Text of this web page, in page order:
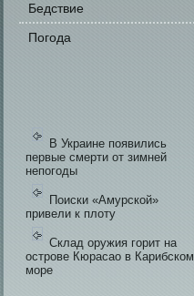
Бедстви­е
Погода
В Украине появились
первые смерти от зимней
непогоды
Поиски «Амурской»
привели к плоту
Склад оружия горит на
острове Кюрасао в Карибском
море